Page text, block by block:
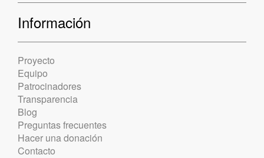
Información
Proyecto
Equipo
Patrocinadores
Transparencia
Blog
Preguntas frecuentes
Hacer una donación
Contacto